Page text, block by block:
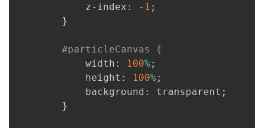
            z
- index : - 1 ;
}
#particleCanvas {
            width
: 100%;
            height
: 100%;
            background
: transparent ;
}